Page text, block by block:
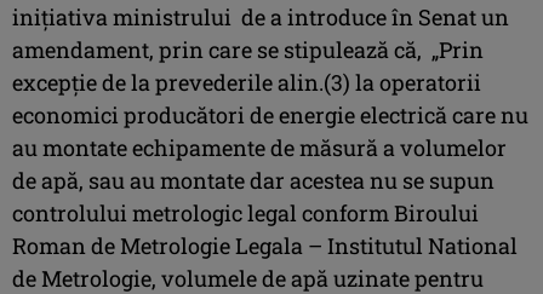
inițiativa ministrului de a introduce în Senat un
amendament, prin care se stipulează că, „Prin
excepție de la prevederile alin.(3) la operatorii
economici producători de energie electrică care nu
au montate echipamente de măsură a volumelor
de apă, sau au montate dar acestea nu se supun
controlului metrologic legal conform Biroului
Roman de Metrologie Legala – Institutul National
de Metrologie, volumele de apă uzinate pentru